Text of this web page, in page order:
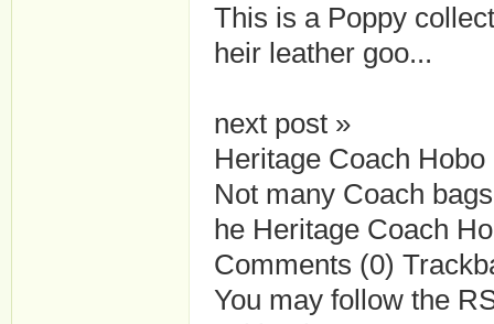
This is a Poppy
heir leather goo...
next post »
Heritage Coach
Not many Coach
he Heritage Coach
Comments (0)
You may follow the